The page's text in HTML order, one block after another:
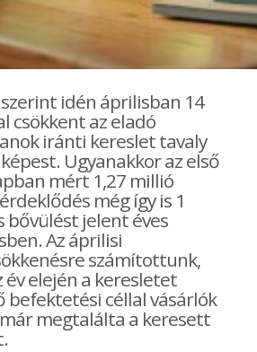
idén áprilisban 14
csökkent az eladó
iránti kereslet tavaly
Ugyanakkor az első
mért 1,27 millió
még így is 1
bővülést jelent éves
Az áprilisi
számítottunk,
év elején a keresletet
befektetési céllal vásárlók
megtalálta a keresett